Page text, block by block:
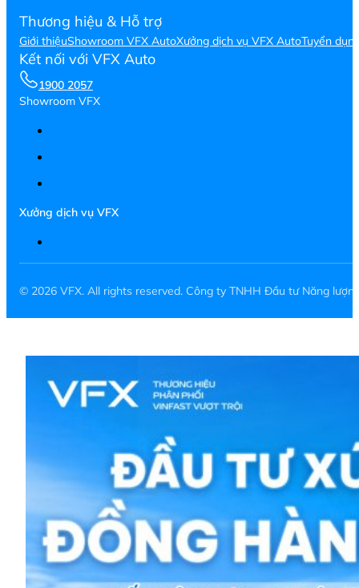
Thương hiệu & Hỗ trợ
Giới thiệuShowroom VFX AutoXưởng dịch vụ VFX AutoTuyển
Kết nối với VFX Auto
1900 2057
Showroom VFX
Xưởng dịch vụ VFX
© 2026 VFX. All rights reserved. Công ty TNHH Đầu tư Năng